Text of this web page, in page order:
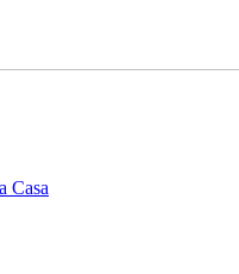
Casa